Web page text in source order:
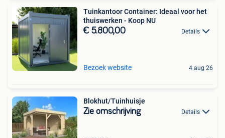
Tuinkantoor Container: Ideaal voor het
thuiswerken - Koop NU
€ 5.800,00 Details
Bezoek website 4 aug 26
Blokhut/Tuinhuisje
Zie omschrijving Details